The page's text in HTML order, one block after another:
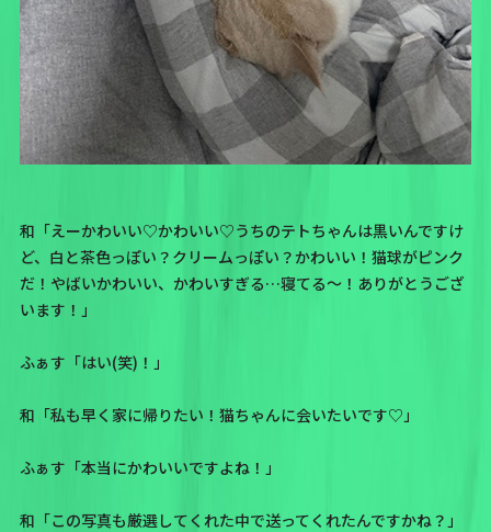
和「えーかわいい♡かわいい♡うちのテトちゃんは黒いんですけ
ど、白と茶色っぽい？クリームっぽい？かわいい！ 猫球がピンク
だ！やばいかわいい、かわいすぎる…寝てる〜！ありがとうござ
います！ 」
ふぁす「はい(笑)！」
和「私も早く家に帰りたい！猫ちゃんに会いたいです♡ 」
ふぁす「本当にかわいいですよね！」
和「この写真も厳選してくれた中で送ってくれたんですかね？」